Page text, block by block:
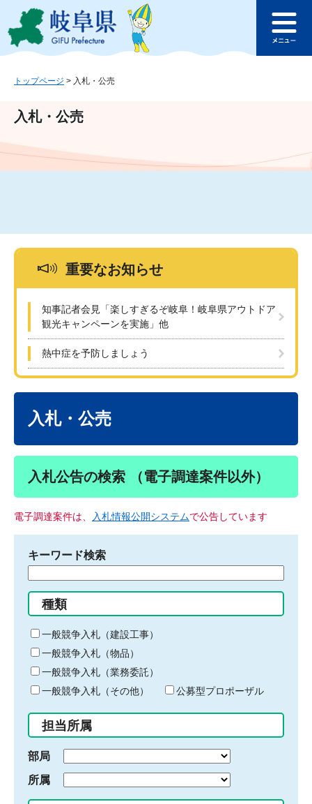
ジ
ュ
文
このページの本文へ
ュ
トップページ > 入札・公売
入札・公売
重要なお知らせ
知事記者会見「楽しすぎるぞ岐阜！岐阜県アウトドア
観光キャンペーンを実施」他
熱中症を予防しましょう
入札・公売
入札公告の検索 （電子調達案件以外）
電子調達案件は、 入札情報公開システムで公告しています
キーワード検索
る
キ
ー
ワ
ー
ド
入
力
種類
一般競争入札（建設工事）
一般競争入札（物品）
一般競争入札（業務委託）
一般競争入札（その他）
公募型プロポーザル
担当所属
部局
所属